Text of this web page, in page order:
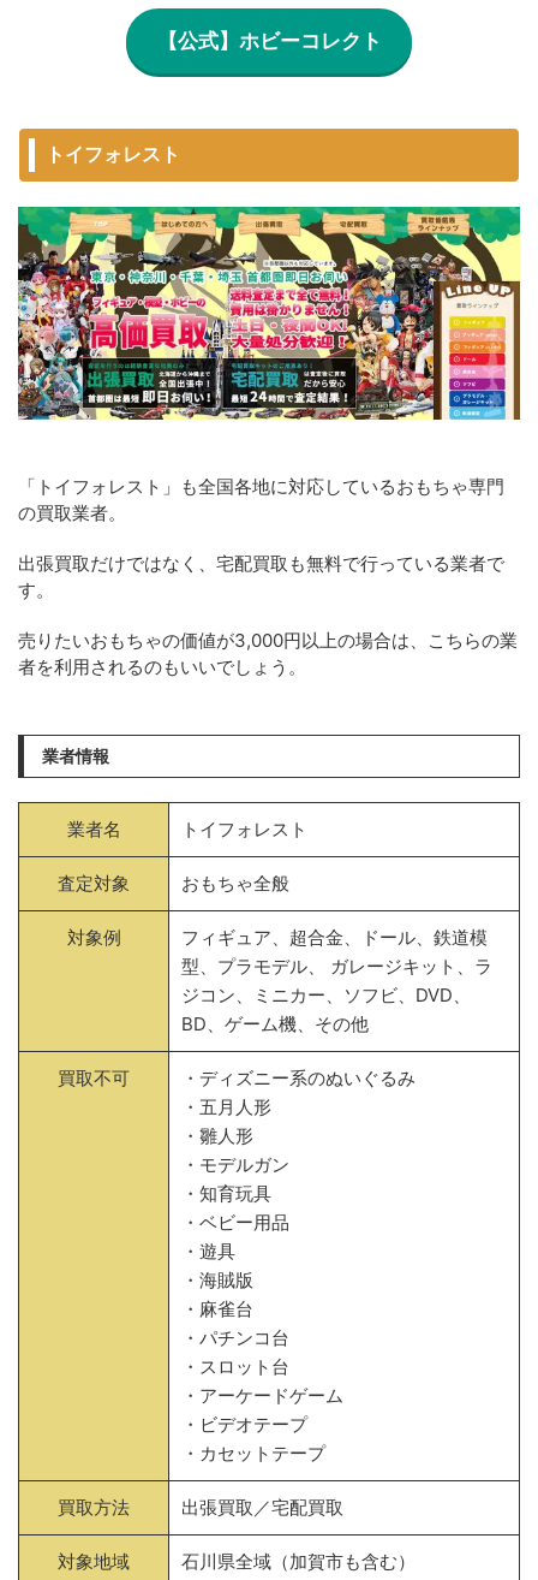
【公式】ホビーコレクト
トイフォレスト
「トイフォレスト」も全国各地に対応しているおもちゃ専門
の買取業者。
出張買取だけではなく、宅配買取も無料で行っている業者で
す。
売りたいおもちゃの価値が3,000円以上の場合は、こちらの業
者を利用されるのもいいでしょう。
業者情報
業者名 トイフォレスト
査定対象 おもちゃ全般
対象例
フィギュア、超合金、ドール、鉄道模
型、プラモデル、 ガレージキット、ラ
ジコン、ミニカー、ソフビ、DVD、
BD、ゲーム機、その他
買取不可
・ディズニー系のぬいぐるみ
・五月人形
・雛人形
・モデルガン
・知育玩具
・ベビー用品
・遊具
・海賊版
・麻雀台
・パチンコ台
・スロット台
・アーケードゲーム
・ビデオテープ
・カセットテープ
買取方法 出張買取／宅配買取
対象地域 石川県全域（加賀市も含む）